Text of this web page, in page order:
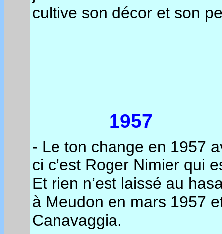
cultive son décor et son
1957
- Le ton change en 1957
ci c’est Roger Nimier qui
Et rien n’est laissé au
à Meudon en mars 1957
Canavaggia.